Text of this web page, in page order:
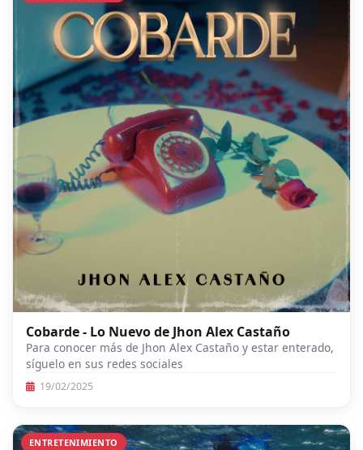
Cobarde - Lo Nuevo de Jhon Alex Castaño
Para conocer más de Jhon Alex Castaño y estar enterado,
síguelo en sus redes sociales
19/02/2025
ENTRETENIMIENTO